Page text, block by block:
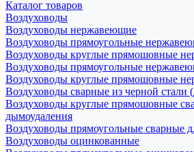
Каталог товаров
Воздуховоды
Воздуховоды нержавеющие
Воздуховоды прямоугольные
Воздуховоды круглые прямошовные
Воздуховоды прямоугольные
Воздуховоды круглые прямошовные
Воздуховоды сварные из черной стали
Воздуховоды круглые прямошовные
дымоудаления
Воздуховоды прямоугольные сварные
Воздуховоды оцинкованные